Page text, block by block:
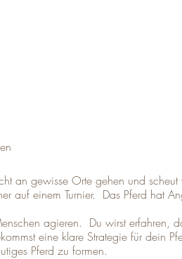
an gewisse Orte gehen und scheut
auf einem Turnier. Das Pferd hat
agieren. Du wirst erfahren,
eine klare Strategie für dein
Pferd zu formen.